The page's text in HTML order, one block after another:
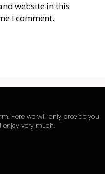
website in this
I comment.
Here we will only provide you
enjoy very much.